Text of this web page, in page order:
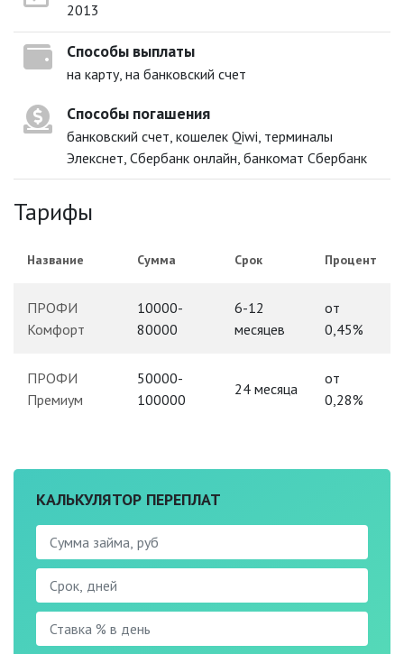
2013
Способы выплаты
на карту, на банковский счет
Способы погашения
банковский счет, кошелек Qiwi, терминалы
Элекснет, Сбербанк онлайн, банкомат Сбербанк
Тарифы
Название Сумма Срок Процент
ПРОФИ
Комфорт
10000-
80000
6-12
месяцев
от
0,45%
ПРОФИ
Премиум
50000-
100000
24 месяца
от
0,28%
КАЛЬКУЛЯТОР ПЕРЕПЛАТ